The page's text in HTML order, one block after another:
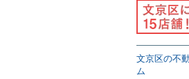
文京区の不
ム